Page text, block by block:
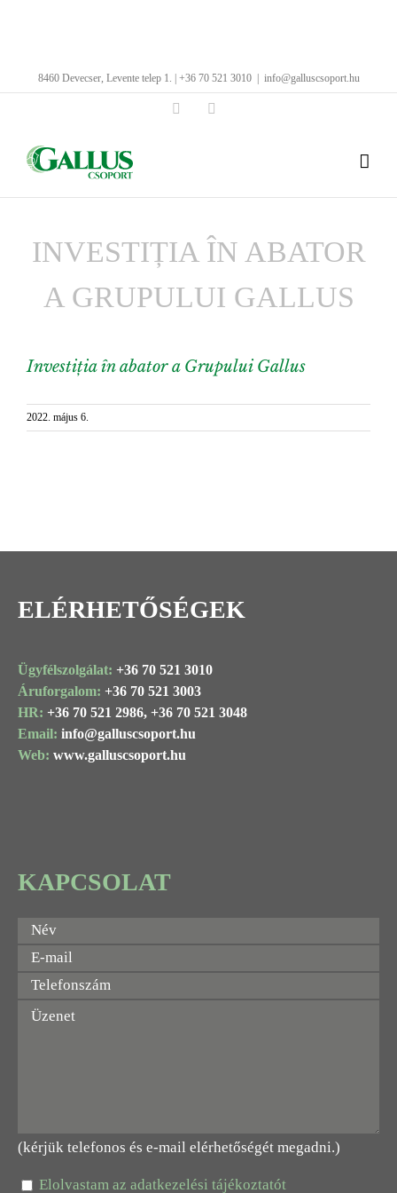
8460 Devecser, Levente telep 1. | +36 70 521 3010 info@galluscsoport.hu
Facebook
INVESTIȚIA ÎN ABATOR
A GRUPULUI GALLUS
Investiția în abator a Grupului Gallus
2022. május 6.
ELÉRHETŐSÉGEK
Ügyfélszolgálat: +36 70 521 3010
Áruforgalom: +36 70 521 3003
HR: +36 70 521 2986, +36 70 521 3048
Email: info@galluscsoport.hu
Web: www.galluscsoport.hu
KAPCSOLAT
(kérjük telefonos és e-mail elérhetőségét megadni.)
Elolvastam az adatkezelési tájékoztatót